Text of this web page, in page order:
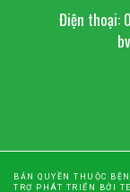
Điện thoại:
BẢN QUYỀN THUỘC
TRỢ PHÁT TRIỂN BỞI